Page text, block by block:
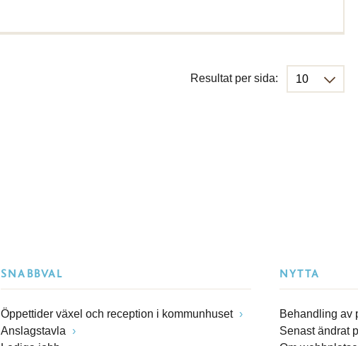
Resultat per sida:
SNABBVAL
Öppettider växel och reception i kommunhuset
Anslagstavla
NYTTA
Behandling av
Senast ändrat